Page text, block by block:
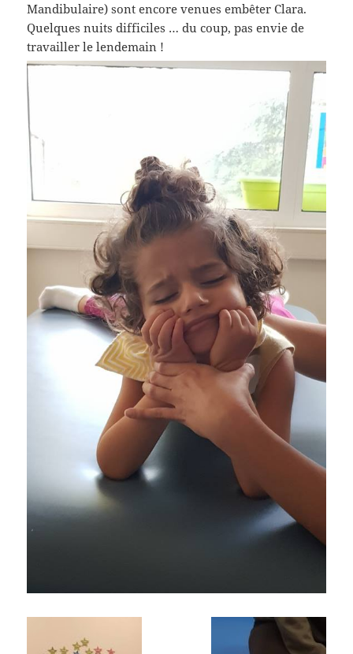
Mandibulaire) sont encore venues embêter Clara.
Quelques nuits difficiles … du coup, pas envie de
travailler le lendemain !